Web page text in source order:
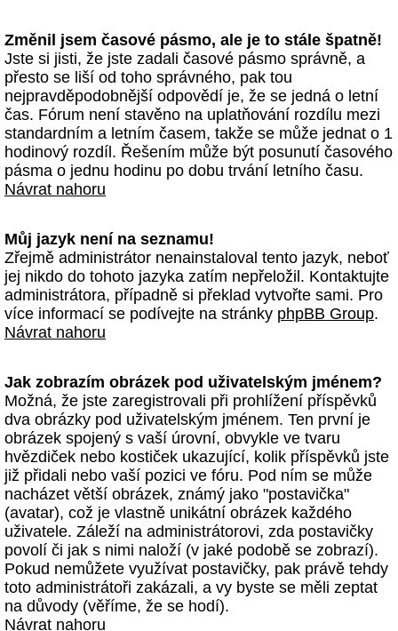
Změnil jsem časové pásmo, ale je to stále špatně!
Jste si jisti, že jste zadali časové pásmo správně, a
přesto se liší od toho správného, pak tou
nejpravděpodobnější odpovědí je, že se jedná o letní
čas. Fórum není stavěno na uplatňování rozdílu mezi
standardním a letním časem, takže se může jednat o 1
hodinový rozdíl. Řešením může být posunutí časového
pásma o jednu hodinu po dobu trvání letního času.
Návrat nahoru
Můj jazyk není na seznamu!
Zřejmě administrátor nenainstaloval tento jazyk, neboť
jej nikdo do tohoto jazyka zatím nepřeložil. Kontaktujte
administrátora, případně si překlad vytvořte sami. Pro
více informací se podívejte na stránky phpBB Group.
Návrat nahoru
Jak zobrazím obrázek pod uživatelským jménem?
Možná, že jste zaregistrovali při prohlížení příspěvků
dva obrázky pod uživatelským jménem. Ten první je
obrázek spojený s vaší úrovní, obvykle ve tvaru
hvězdiček nebo kostiček ukazující, kolik příspěvků jste
již přidali nebo vaší pozici ve fóru. Pod ním se může
nacházet větší obrázek, známý jako "postavička"
(avatar), což je vlastně unikátní obrázek každého
uživatele. Záleží na administrátorovi, zda postavičky
povolí či jak s nimi naloží (v jaké podobě se zobrazí).
Pokud nemůžete využívat postavičky, pak právě tehdy
toto administrátoři zakázali, a vy byste se měli zeptat
na důvody (věříme, že se hodí).
Návrat nahoru